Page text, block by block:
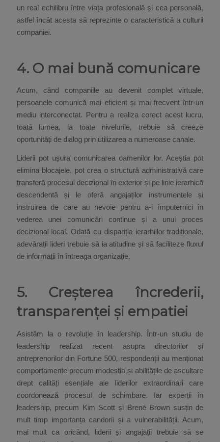
un real echilibru între viața profesională și cea personală,
astfel încât acesta să reprezinte o caracteristică a culturii
companiei.
4. O mai bună comunicare
Acum, când companiile au devenit complet virtuale,
persoanele comunică mai eficient și mai frecvent într-un
mediu interconectat. Pentru a realiza corect acest lucru,
toată lumea, la toate nivelurile, trebuie să creeze
oportunități de dialog prin utilizarea a numeroase canale.
Liderii pot ușura comunicarea oamenilor lor. Aceștia pot
elimina blocajele, pot crea o structură administrativă care
transferă procesul decizional în exterior și pe linie ierarhică
descendentă și le oferă angajaților instrumentele și
instruirea de care au nevoie pentru a-i împuternici în
vederea unei comunicări continue și a unui proces
decizional local. Odată cu dispariția ierarhiilor tradiționale,
adevărații lideri trebuie să ia atitudine și să faciliteze fluxul
de informații în întreaga organizație.
5. Creșterea încrederii,
transparenței și empatiei
Asistăm la o revoluție în leadership. Într-un studiu de
leadership realizat recent asupra directorilor și
antreprenorilor din Fortune 500, respondenții au menționat
comportamente precum modestia și abilitățile de ascultare
drept calități esențiale ale liderilor extraordinari care
coordonează procesul de schimbare. Iar experții în
leadership, precum Kim Scott și Brené Brown susțin de
mult timp importanța candorii și a vulnerabilității. Acum,
mai mult ca oricând, liderii și angajații trebuie să se